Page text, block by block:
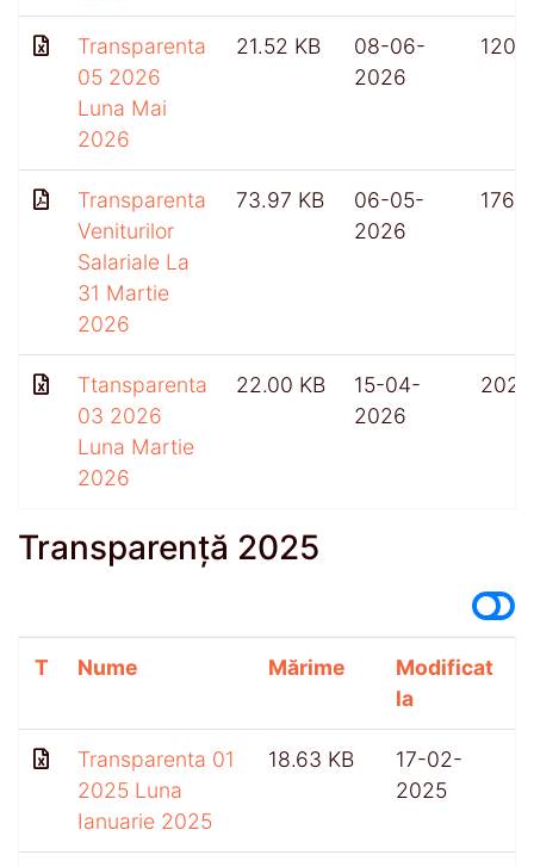
Transparenta
05 2026
Luna Mai
2026
21.52 KB
08-06-
2026
120
Transparenta
Veniturilor
Salariale La
31 Martie
2026
73.97 KB
06-05-
2026
176
Ttansparenta
03 2026
Luna Martie
2026
22.00 KB
15-04-
2026
202
Transparență 2025
T Nume Mărime
Modificat
la
Transparenta 01
2025 Luna
Ianuarie 2025
18.63 KB
17-02-
2025